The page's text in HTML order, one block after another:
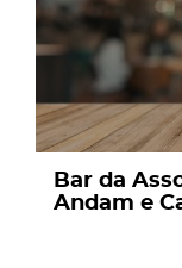
Bar da
Andam e